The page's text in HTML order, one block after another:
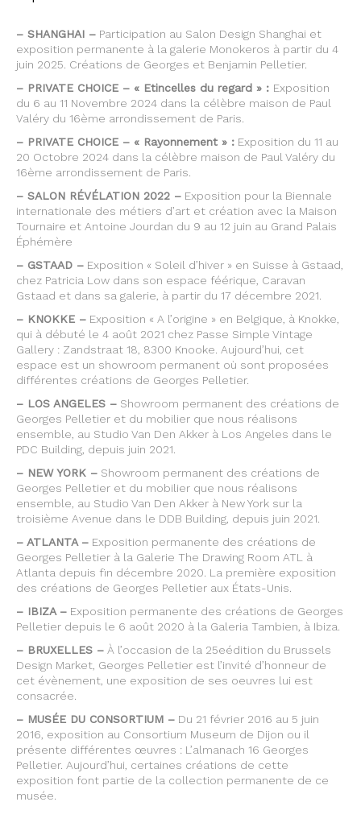
– SHANGHAI – Participation au Salon Design Shanghai et
exposition permanente à la galerie Monokeros à partir du 4
juin 2025. Créations de Georges et Benjamin Pelletier.
– PRIVATE CHOICE – « Etincelles du regard » : Exposition
du 6 au 11 Novembre 2024 dans la célèbre maison de Paul
Valéry du 16ème arrondissement de Paris.
– PRIVATE CHOICE – « Rayonnement » : Exposition du 11 au
20 Octobre 2024 dans la célèbre maison de Paul Valéry du
16ème arrondissement de Paris.
– SALON RÉVÉLATION 2022 – Exposition pour la Biennale
internationale des métiers d’art et création avec la Maison
Tournaire et Antoine Jourdan du 9 au 12 juin au Grand Palais
Éphémère
– GSTAAD – Exposition « Soleil d’hiver » en Suisse à Gstaad,
chez Patricia Low dans son espace féérique, Caravan
Gstaad et dans sa galerie, à partir du 17 décembre 2021.
– KNOKKE – Exposition « A l’origine » en Belgique, à Knokke,
qui à débuté le 4 août 2021 chez Passe Simple Vintage
Gallery : Zandstraat 18, 8300 Knooke. Aujourd’hui, cet
espace est un showroom permanent où sont proposées
différentes créations de Georges Pelletier.
– LOS ANGELES – Showroom permanent des créations de
Georges Pelletier et du mobilier que nous réalisons
ensemble, au Studio Van Den Akker à Los Angeles dans le
PDC Building, depuis juin 2021.
– NEW YORK – Showroom permanent des créations de
Georges Pelletier et du mobilier que nous réalisons
ensemble, au Studio Van Den Akker à New York sur la
troisième Avenue dans le DDB Building, depuis juin 2021.
– ATLANTA – Exposition permanente des créations de
Georges Pelletier à la Galerie The Drawing Room ATL à
Atlanta depuis fin décembre 2020. La première exposition
des créations de Georges Pelletier aux États-Unis.
– IBIZA – Exposition permanente des créations de Georges
Pelletier depuis le 6 août 2020 à la Galeria Tambien, à Ibiza.
– BRUXELLES – À l’occasion de la 25eédition du Brussels
Design Market, Georges Pelletier est l’invité d’honneur de
cet évènement, une exposition de ses oeuvres lui est
consacrée.
– MUSÉE DU CONSORTIUM – Du 21 février 2016 au 5 juin
2016, exposition au Consortium Museum de Dijon ou il
présente différentes œuvres : L’almanach 16 Georges
Pelletier. Aujourd’hui, certaines créations de cette
exposition font partie de la collection permanente de ce
musée.